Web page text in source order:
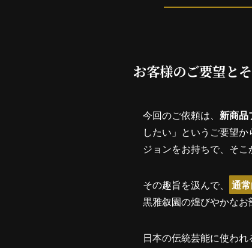
お客様のご要望と
今回のご依頼は、 新商品
したい」というご要望
ジョンをお持ちで、そこ
その趣旨を汲んで、 通
黒雅叙園の煌びやかなお
日本の伝統芸能に使われ